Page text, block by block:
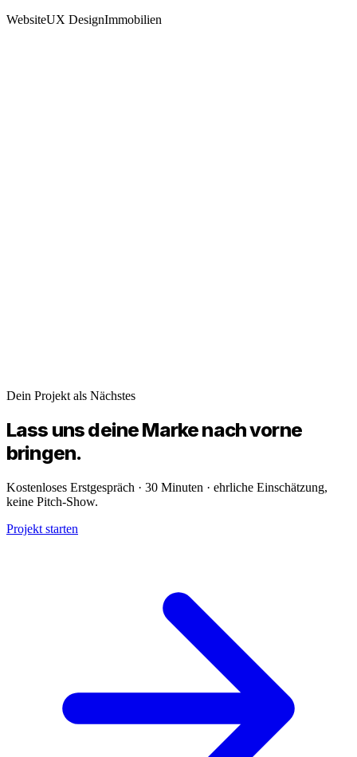
WebsiteUX DesignImmobilien
Dein Projekt als Nächstes
Lass uns deineMarkenach vorne
bringen.
Kostenloses Erstgespräch · 30 Minuten · ehrliche Einschätzung,
keine Pitch-Show.
Projekt starten